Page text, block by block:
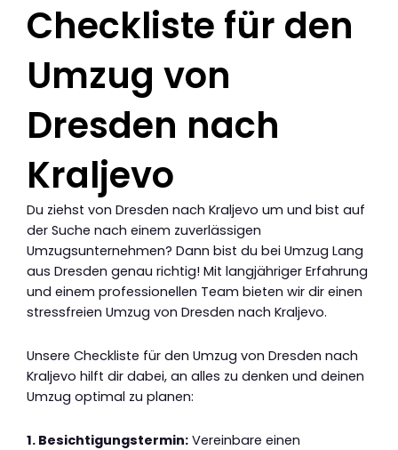
Checkliste für den
Umzug von
Dresden nach
Kraljevo
Du ziehst von Dresden nach Kraljevo um und bist auf
der Suche nach einem zuverlässigen
Umzugsunternehmen? Dann bist du bei Umzug Lang
aus Dresden genau richtig! Mit langjähriger Erfahrung
und einem professionellen Team bieten wir dir einen
stressfreien Umzug von Dresden nach Kraljevo.
Unsere Checkliste für den Umzug von Dresden nach
Kraljevo hilft dir dabei, an alles zu denken und deinen
Umzug optimal zu planen:
1. Besichtigungstermin: Vereinbare einen